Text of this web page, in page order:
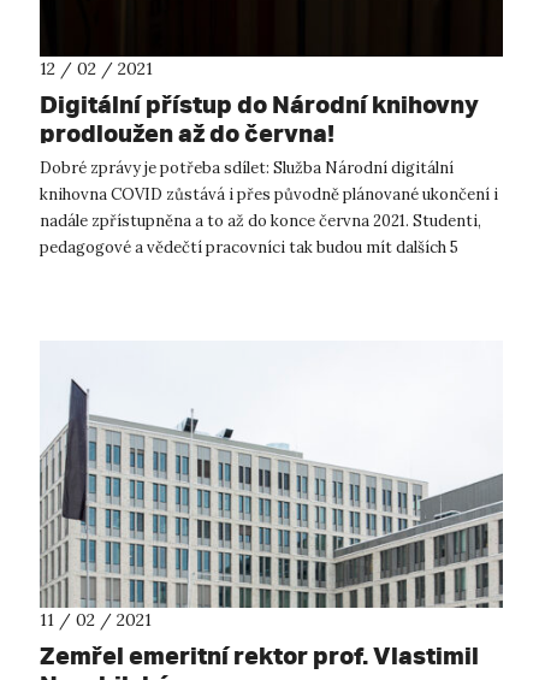
12 / 02 / 2021
Digitální přístup do Národní knihovny
prodloužen až do června!
Dobré zprávy je potřeba sdílet: Služba Národní digitální
knihovna COVID zůstává i přes původně plánované ukončení i
nadále zpřístupněna a to až do konce června 2021. Studenti,
pedagogové a vědečtí pracovníci tak budou mít dalších 5
11 / 02 / 2021
Zemřel emeritní rektor prof. Vlastimil